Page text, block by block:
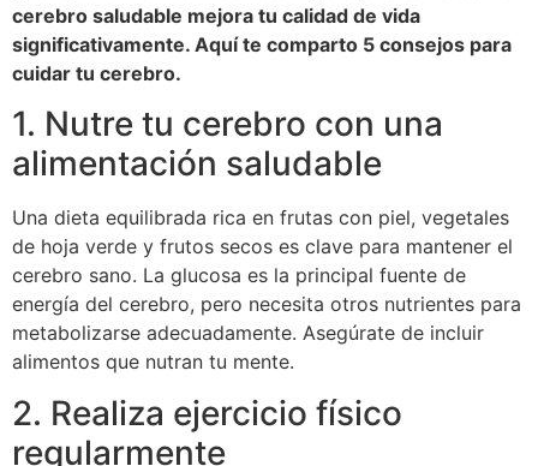
cerebro saludable mejora tu calidad de vida
significativamente. Aquí te comparto 5 consejos para
cuidar tu cerebro.
1. Nutre tu cerebro con una
alimentación saludable
Una dieta equilibrada rica en frutas con piel, vegetales
de hoja verde y frutos secos es clave para mantener el
cerebro sano. La glucosa es la principal fuente de
energía del cerebro, pero necesita otros nutrientes para
metabolizarse adecuadamente. Asegúrate de incluir
alimentos que nutran tu mente.
2. Realiza ejercicio físico
regularmente